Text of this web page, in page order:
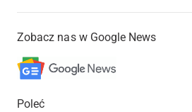
Zobacz nas w Google News
Poleć